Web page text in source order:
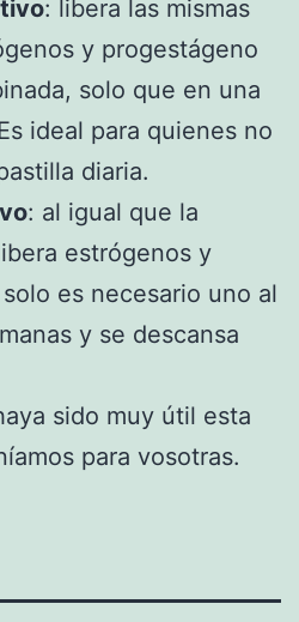
: libera las mismas
y progestágeno
solo que en una
ideal para quienes no
diaria.
: al igual que la
estrógenos y
es necesario uno al
y se descansa
sido muy útil esta
para vosotras.